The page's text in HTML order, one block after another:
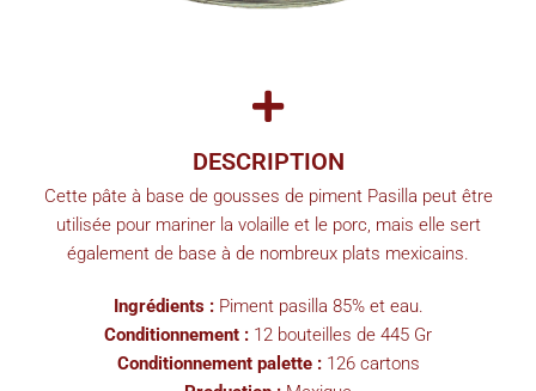
DESCRIPTION
Cette pâte à base de gousses de piment Pasilla peut être
utilisée pour mariner la volaille et le porc, mais elle sert
également de base à de nombreux plats mexicains.
Ingrédients :Piment pasilla 85% et eau.
Conditionnement : 12 bouteilles de 445 Gr
Conditionnement palette : 126 cartons